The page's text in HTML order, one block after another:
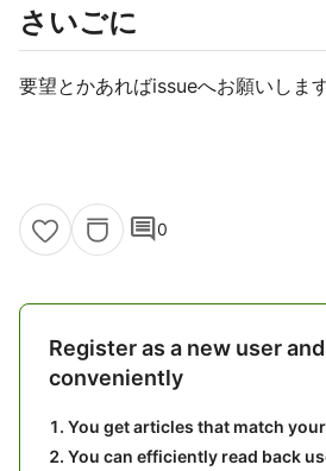
さいごに
要望とかあればissueへお願いしま
comment0
Register as a new user
conveniently
You get articles that match
You can efficiently read back